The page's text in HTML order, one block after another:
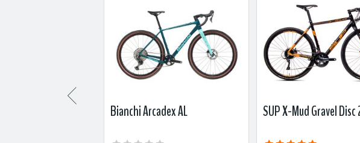
Bianchi Arcadex AL SUP X-Mud Gravel
